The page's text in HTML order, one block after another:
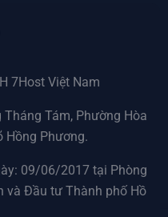
7Host Việt Nam
Tám, Phường Hòa
Hồng Phương.
09/06/2017 tại Phòng
và Đầu tư Thành phố Hồ